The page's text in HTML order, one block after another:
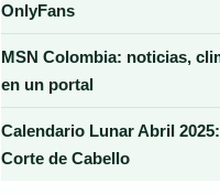
OnlyFans
MSN Colombia: noticias,
en un portal
Calendario Lunar Abril
Corte de Cabello